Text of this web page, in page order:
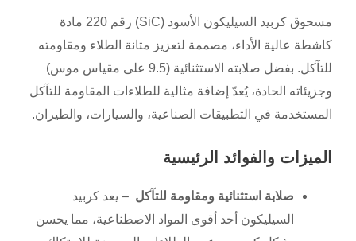
مسحوق كربيد السيليكون الأسود (SiC) رقم 220 مادة
كاشطة عالية الأداء، مصممة لتعزيز متانة الطلاء ومقاومته
للتآكل. بفضل صلابته الاستثنائية (9.5 على مقياس موس)
وجزيئاته الحادة، يُعدّ إضافة مثالية للطلاءات المقاومة للتآكل
المستخدمة في التطبيقات الصناعية، والسيارات، والطيران.
الميزات والفوائد الرئيسية
صلابة استثنائية ومقاومة للتآكل – يعد كربيد
السيليكون أحد أقوى المواد الاصطناعية، مما يحسن